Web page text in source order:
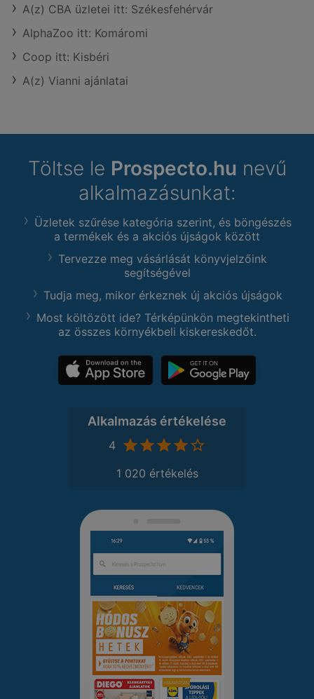
A(z) CBA üzletei itt: Székesfehérvár
AlphaZoo itt: Komáromi
Coop itt: Kisbéri
A(z) Vianni ajánlatai
Töltse le Prospecto.hu nevű
alkalmazásunkat:
Üzletek szűrése kategória szerint, és böngészés
a termékek és a akciós újságok között
Tervezze meg vásárlását könyvjelzőink
segítségével
Tudja meg, mikor érkeznek új akciós újságok
Most költözött ide? Térképünkön megtekintheti
az összes környékbeli kiskereskedőt.
Alkalmazás értékelése
4
1 020 értékelés